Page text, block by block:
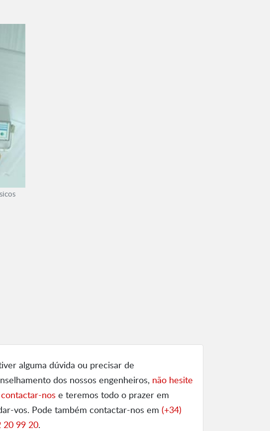
alguma dúvida ou precisar de
dos nossos engenheiros, não hesite
nos e teremos todo o prazer em
vos. Pode também contactar-nos em (+34)
20 99 20.